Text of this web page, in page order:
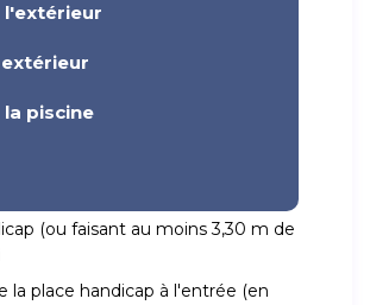
l'extérieur
la piscine
(ou faisant au moins 3,30 m de
la place handicap à l'entrée (en